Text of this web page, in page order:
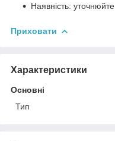
Наявність: уточнюйте
Приховати
Характеристики
Основні
Тип